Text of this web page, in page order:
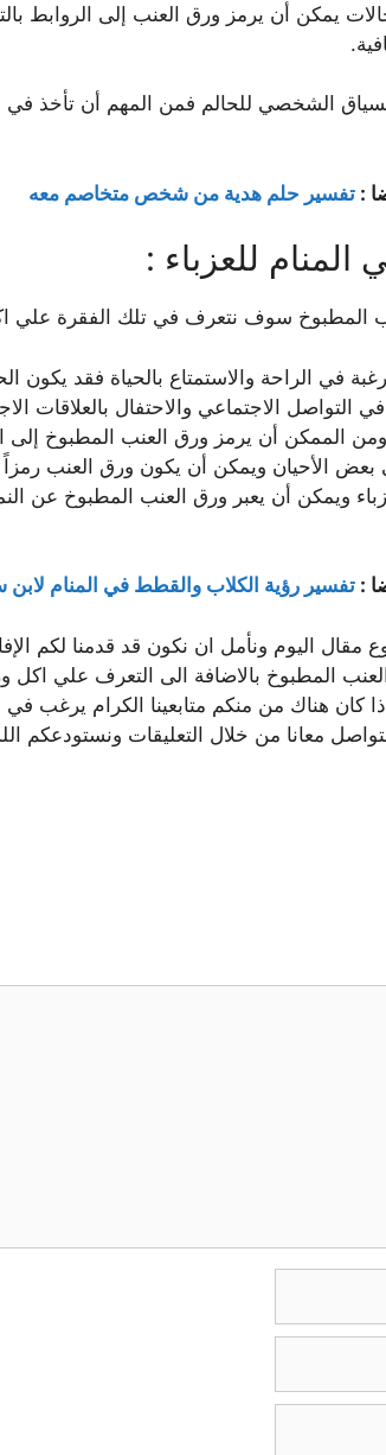
يمكن أن يرمز ورق العنب إلى الروابط
الشخصي للحالم فمن المهم أن تأخذ في
: تفسير حلم هدية من شخص متخاصم معه
للعزباء :
المطبوخ سوف نتعرف في تلك الفقرة علي
في الراحة والاستمتاع بالحياة فقد يكون
التواصل الاجتماعي والاحتفال بالعلاقات
ومن الممكن أن يرمز ورق العنب المطبوخ إلى
الأحيان ويمكن أن يكون ورق العنب رمزاً
للعزباء ويمكن أن يعبر ورق العنب المطبوخ
: تفسير رؤية الكلاب والقطط في المنام لابن
اليوم ونأمل ان نكون قد قدمنا لكم
المطبوخ بالاضافة الى التعرف علي اكل
كان هناك من منكم متابعينا الكرام يرغب
معانا من خلال التعليقات ونستودعكم